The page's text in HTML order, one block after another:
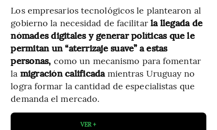
Los empresarios tecnológicos le plantearon al
gobierno la necesidad de facilitarla llegada de
nómades digitales y generar políticas que le
permitan un “aterrizaje suave” a estas
personas, como un mecanismo para fomentar
la migración calificadamientras Uruguay no
logra formar la cantidad de especialistas que
demanda el mercado.
VER +